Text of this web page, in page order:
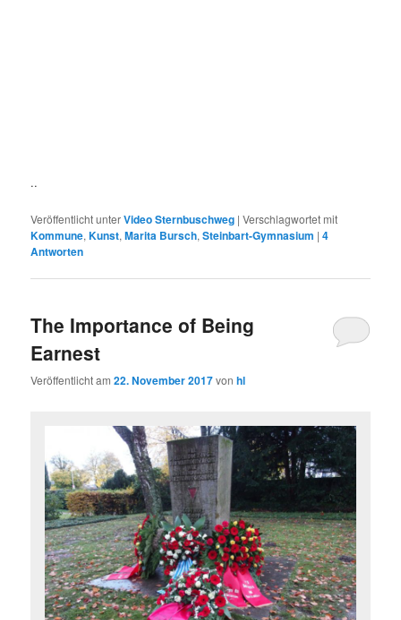
..
Veröffentlicht unterVideo Sternbuschweg |Verschlagwortet mit
Kommune,Kunst,Marita Bursch,Steinbart-Gymnasium |4
Antworten
The Importance of Being
Earnest
Veröffentlicht am22. November 2017vonhl